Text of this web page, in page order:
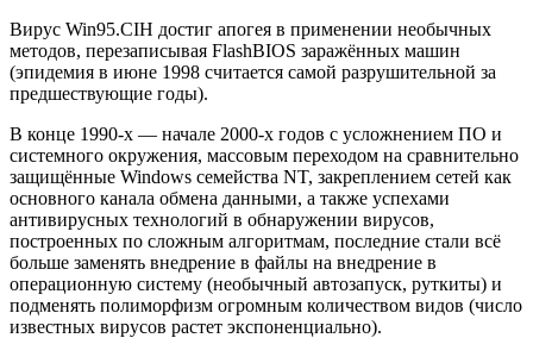
Вирус Win95.CIH достиг апогея в применении необычных
методов, перезаписывая FlashBIOS заражённых машин
(эпидемия в июне 1998 считается самой разрушительной за
предшествующие годы).
В конце 1990-x — начале 2000-x годов с усложнением ПО и
системного окружения, массовым переходом на сравнительно
защищённые Windows семейства NT, закреплением сетей как
основного канала обмена данными, а также успехами
антивирусных технологий в обнаружении вирусов,
построенных по сложным алгоритмам, последние стали всё
больше заменять внедрение в файлы на внедрение в
операционную систему (необычный автозапуск, руткиты) и
подменять полиморфизм огромным количеством видов (число
известных вирусов растет экспоненциально).